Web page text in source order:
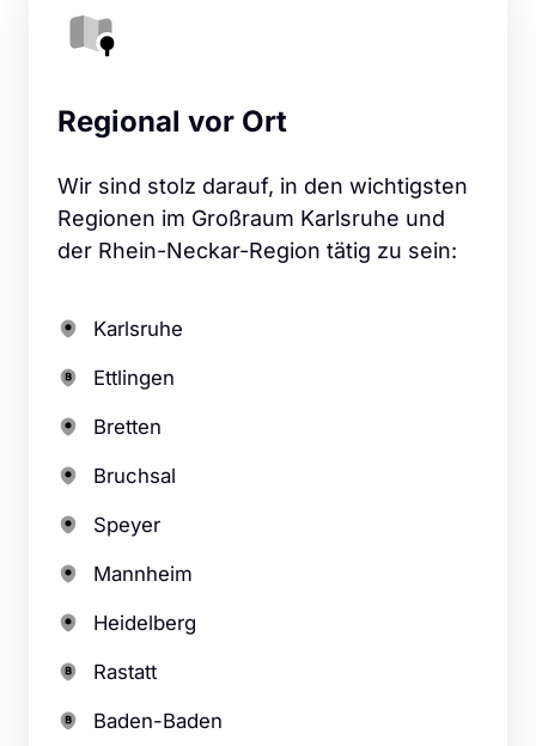
Regional vor Ort
Wir sind stolz darauf, in den wichtigsten
Regionen im Großraum Karlsruhe und
der Rhein-Neckar-Region tätig zu sein:
Karlsruhe
Ettlingen
Bretten
Bruchsal
Speyer
Mannheim
Heidelberg
Rastatt
Baden-Baden